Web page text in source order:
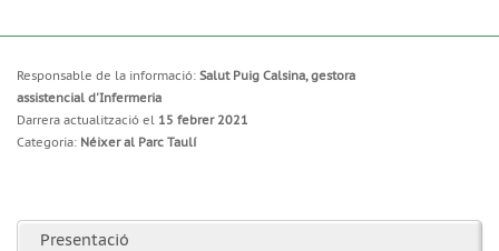
Responsable de la informació: Salut Puig Calsina, gestora
assistencial d'Infermeria
Darrera actualització el 15 febrer 2021
Categoria: Néixer al Parc Taulí
Presentació